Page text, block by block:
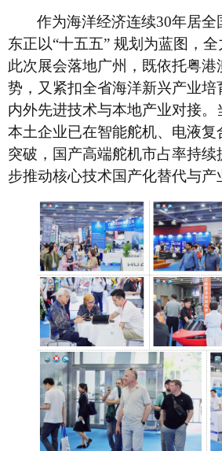
作为海洋经济连续30年居
东正以“十五五” 规划为蓝图，全
此次展会落地广州，既依托粤
势，又紧扣全省海洋新兴产业培
内外先进技术与本地产业对接
本土企业已在智能舵机、电液复
突破，国产高端舵机市占率持续
步推动核心技术国产化替代与产